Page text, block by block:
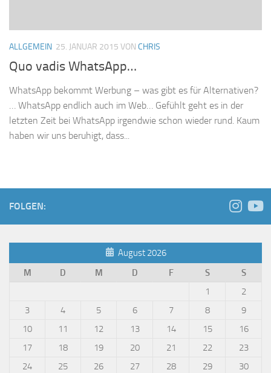
ALLGEMEIN 25. JANUAR 2015 VON CHRIS
Quo vadis WhatsApp…
WhatsApp bekommt Werbung – was gibt es für Alternativen?
… WhatsApp endlich auch im Web… Gefühlt geht es in der
letzten Zeit bei WhatsApp irgendwie schon wieder rund. Kaum
haben wir uns beruhigt, dass...
FOLGEN:
August 2026
M
D M D F S
S
1
2
3
4 5 6 7 8
9
10
11 12 13 14 15
16
17
18 19 20 21 22
23
24
25 26 27 28 29
30